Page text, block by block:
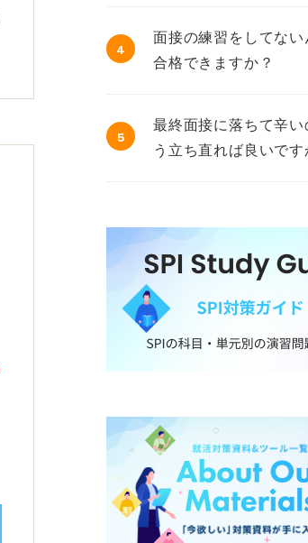
4
面接の練習をしてない
合格できますか？
5
最終面接に落ちて辛い
う立ち直れば良いです